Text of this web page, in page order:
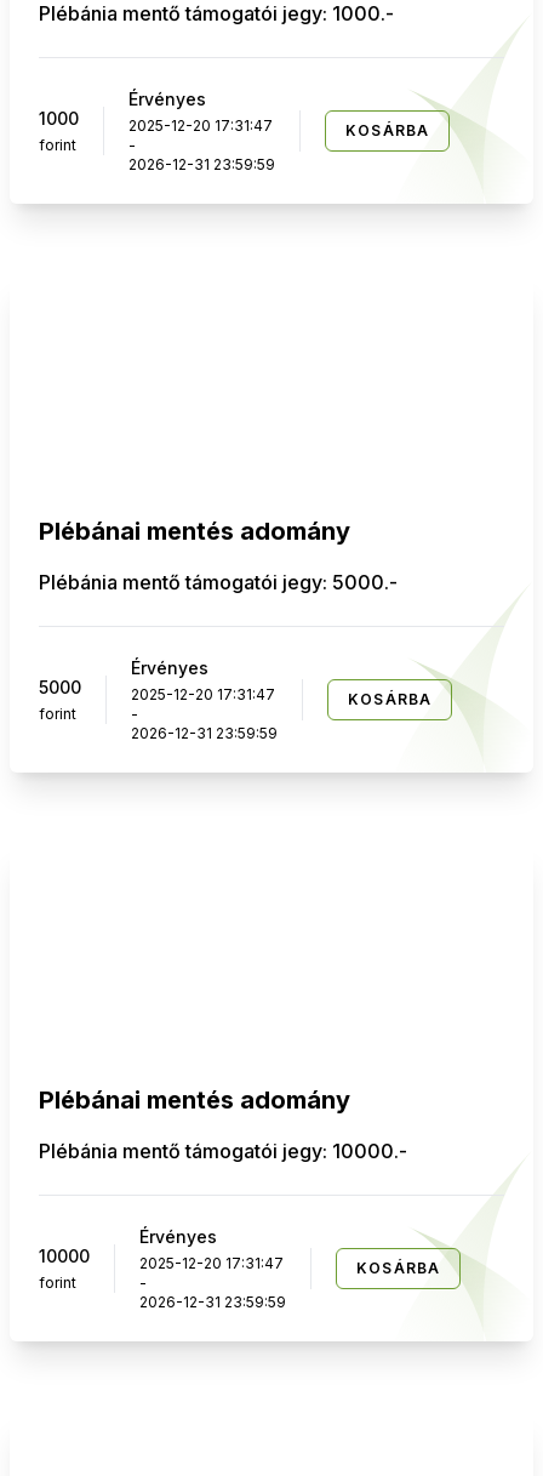
Plébánia mentő támogatói jegy: 1000.-
1000
forint
Érvényes
2025-12-20 17:31:47
-
2026-12-31 23:59:59
KOSÁRBA
Plébánai mentés adomány
Plébánia mentő támogatói jegy: 5000.-
5000
forint
Érvényes
2025-12-20 17:31:47
-
2026-12-31 23:59:59
KOSÁRBA
Plébánai mentés adomány
Plébánia mentő támogatói jegy: 10000.-
10000
forint
Érvényes
2025-12-20 17:31:47
-
2026-12-31 23:59:59
KOSÁRBA